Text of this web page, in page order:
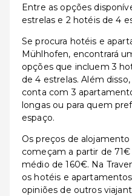
Entre as opções
estrelas e 2 hotéis de 4
Se procura hotéis e
Mühlhofen, encontrará
opções que incluem 3
de 4 estrelas. Além
conta com 3
longas ou para quem
espaço.
Os preços de
começam a partir de
médio de 160€. Na
os hotéis e
opiniões de outros